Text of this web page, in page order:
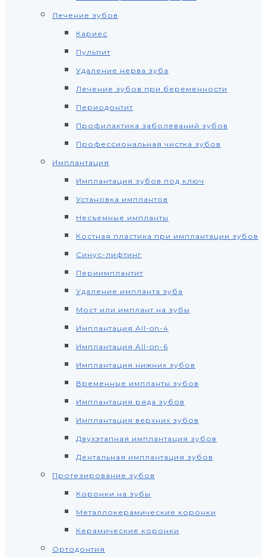
Лечение зубов
Кариес
Пульпит
Удаление нерва зуба
Лечение зубов при беременности
Периодонтит
Профилактика заболеваний зубов
Профессиональная чистка зубов
Имплантация
Имплантация зубов под ключ
Установка имплантов
Несъемные импланты
Костная пластика при имплантации зубов
Синус-лифтинг
Периимплантит
Удаление импланта зуба
Мост или имплант на зубы
Имплантация All-on-4
Имплантация All-on-6
Имплантация нижних зубов
Временные импланты зубов
Имплантация ряда зубов
Имплантация верхних зубов
Двухэтапная имплантация зубов
Дентальная имплантация зубов
Протезирование зубов
Коронки на зубы
Металлокерамические коронки
Керамические коронки
Ортодонтия